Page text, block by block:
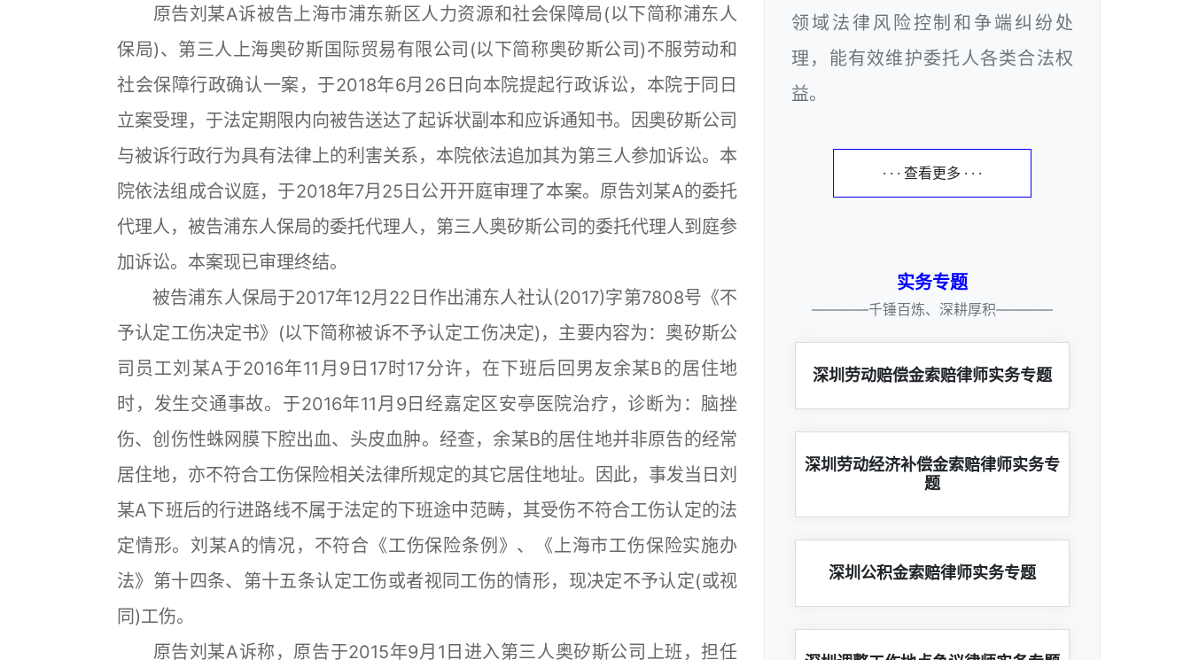
原告刘某A诉被告上海市浦东新区人力资源和社会保障局(以下简称浦东人
保局)、第三人上海奥矽斯国际贸易有限公司(以下简称奥矽斯公司)不服劳动和
社会保障行政确认一案，于2018年6月26日向本院提起行政诉讼，本院于同日
立案受理，于法定期限内向被告送达了起诉状副本和应诉通知书。因奥矽斯公司
与被诉行政行为具有法律上的利害关系，本院依法追加其为第三人参加诉讼。本
院依法组成合议庭，于2018年7月25日公开开庭审理了本案。原告刘某A的委托
代理人，被告浦东人保局的委托代理人，第三人奥矽斯公司的委托代理人到庭参
加诉讼。本案现已审理终结。
被告浦东人保局于2017年12月22日作出浦东人社认(2017)字第7808号《不
予认定工伤决定书》(以下简称被诉不予认定工伤决定)，主要内容为：奥矽斯公
司员工刘某A于2016年11月9日17时17分许，在下班后回男友余某B的居住地
时，发生交通事故。于2016年11月9日经嘉定区安亭医院治疗，诊断为：脑挫
伤、创伤性蛛网膜下腔出血、头皮血肿。经查，余某B的居住地并非原告的经常
居住地，亦不符合工伤保险相关法律所规定的其它居住地址。因此，事发当日刘
某A下班后的行进路线不属于法定的下班途中范畴，其受伤不符合工伤认定的法
定情形。刘某A的情况，不符合《工伤保险条例》、《上海市工伤保险实施办
法》第十四条、第十五条认定工伤或者视同工伤的情形，现决定不予认定(或视
同)工伤。
原告刘某A诉称，原告于2015年9月1日进入第三人奥矽斯公司上班，担任
领域法律风险控制和争端纠纷处
理，能有效维护委托人各类合法权
益。
· · · 查看更多 · · ·
实务专题
————千锤百炼、深耕厚积————
深圳劳动赔偿金索赔律师实务专题
深圳劳动经济补偿金索赔律师实务专
题
深圳公积金索赔律师实务专题